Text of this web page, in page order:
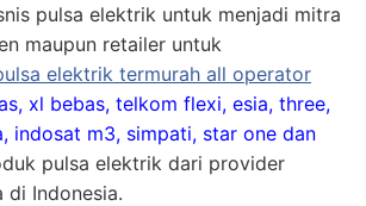
pulsa elektrik untuk menjadi mitra
maupun retailer untuk
elektrik termurah all operator
xl bebas, telkom flexi, esia, three,
indosat m3, simpati, star one dan
pulsa elektrik dari provider
di Indonesia.